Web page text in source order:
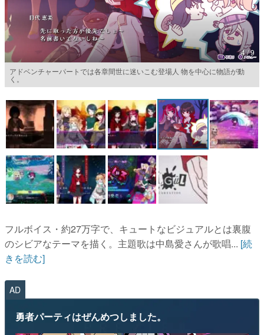
その他
電ファミニコゲーマーとは？
運営：株式会社マレ
4 / 9
アドベンチャーパートでは各章間世に迷いこむ登場人 物を中心に物語が動
く。
フルボイス・約27万字で、キュートなビジュアルとは裏腹
のシビアなテーマを描く。主題歌は中島愛さんが歌唱... [続
きを読む]
AD
勇者パーティはぜんめつしました。